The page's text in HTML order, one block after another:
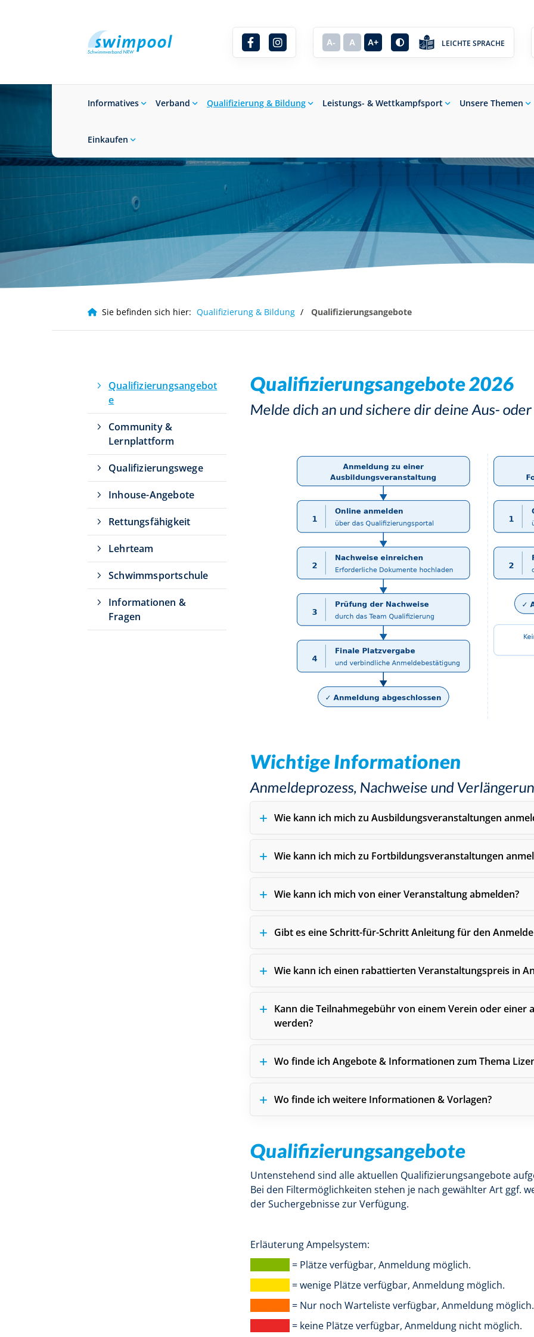
A- A A+ LEICHTE SPRACHE
Informatives Verband Qualifizierung & Bildung Leistungs- & Wettkampfsport Unsere Themen
Einkaufen
Suchbegriff eingeben
Häufig gesucht
Infos für Eltern Infos für Vereine Qualifizierung
Sie befinden sich hier: Qualifizierung & Bildung Qualifizierungsangebote
Qualifizierungsangebote 2026
Melde dich an und sichere dir deine Aus-
Wichtige Informationen
Anmeldeprozess, Nachweise und
Wie kann ich mich zu Ausbildungsveranstaltungen
Wie kann ich mich zu Fortbildungsveranstaltungen
Wie kann ich mich von einer Veranstaltung abmelden?
Gibt es eine Schritt-für-Schritt Anleitung für den
Wie kann ich einen rabattierten Veranstaltungspreis in
Kann die Teilnahmegebühr von einem Verein oder
werden?
Wo finde ich Angebote & Informationen zum Thema
Wo finde ich weitere Informationen & Vorlagen?
Qualifizierungsangebote
Untenstehend sind alle aktuellen Qualifizierungsangebote
Bei den Filtermöglichkeiten stehen je nach gewählter Art ggf.
der Suchergebnisse zur Verfügung.
Erläuterung Ampelsystem:
= Plätze verfügbar, Anmeldung möglich.
= wenige Plätze verfügbar, Anmeldung möglich.
= Nur noch Warteliste verfügbar, Anmeldung möglich.
= keine Plätze verfügbar, Anmeldung nicht möglich.
Qualifizierungsangebot
e
Community &
Lernplattform
Qualifizierungswege
Inhouse-Angebote
Rettungsfähigkeit
Lehrteam
Schwimmsportschule
Informationen &
Fragen